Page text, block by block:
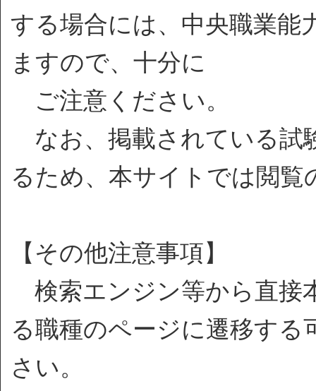
する場合には、中央職業能
ますので、十分に
ご注意ください。
なお、掲載されている試
るため、本サイトでは閲
【その他注意事項】
検索エンジン等から直接
る職種のページに遷移す
さい。